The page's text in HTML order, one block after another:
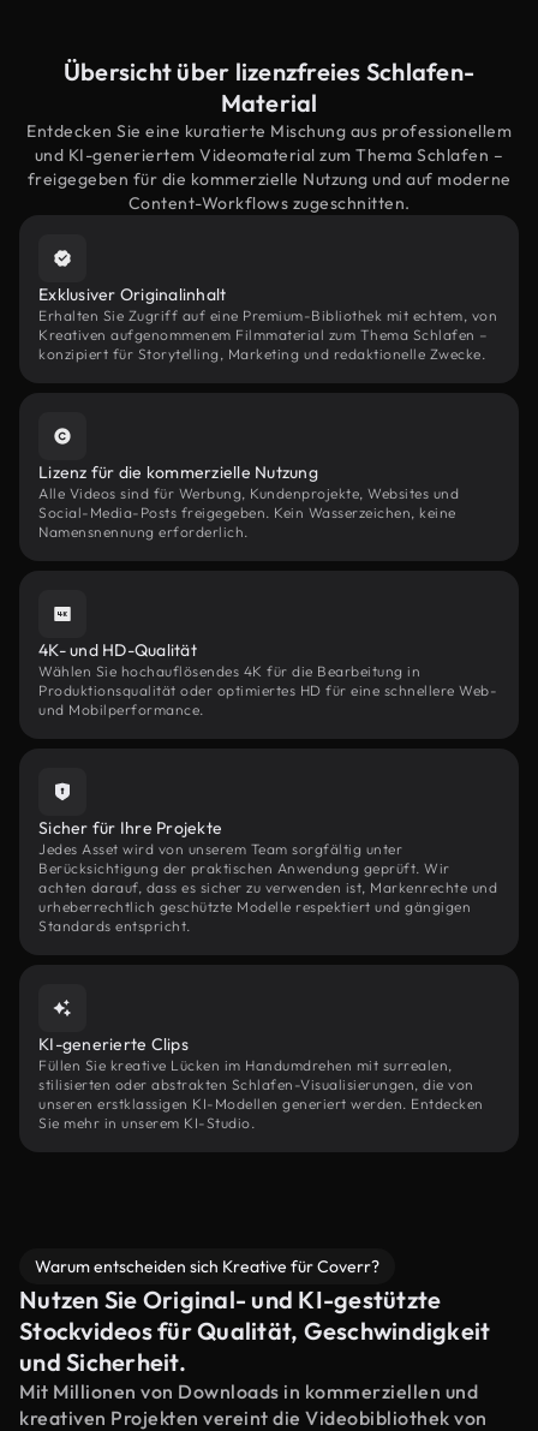
Übersicht über lizenzfreies Schlafen-
Material
Entdecken Sie eine kuratierte Mischung aus professionellem
und KI-generiertem Videomaterial zum Thema Schlafen –
freigegeben für die kommerzielle Nutzung und auf moderne
Content-Workflows zugeschnitten.
Exklusiver Originalinhalt
Erhalten Sie Zugriff auf eine Premium-Bibliothek mit echtem, von
Kreativen aufgenommenem Filmmaterial zum Thema Schlafen –
konzipiert für Storytelling, Marketing und redaktionelle Zwecke.
Lizenz für die kommerzielle Nutzung
Alle Videos sind für Werbung, Kundenprojekte, Websites und
Social-Media-Posts freigegeben. Kein Wasserzeichen, keine
Namensnennung erforderlich.
4K- und HD-Qualität
Wählen Sie hochauflösendes 4K für die Bearbeitung in
Produktionsqualität oder optimiertes HD für eine schnellere Web-
und Mobilperformance.
Sicher für Ihre Projekte
Jedes Asset wird von unserem Team sorgfältig unter
Berücksichtigung der praktischen Anwendung geprüft. Wir
achten darauf, dass es sicher zu verwenden ist, Markenrechte und
urheberrechtlich geschützte Modelle respektiert und gängigen
Standards entspricht.
KI-generierte Clips
Füllen Sie kreative Lücken im Handumdrehen mit surrealen,
stilisierten oder abstrakten Schlafen-Visualisierungen, die von
unseren erstklassigen KI-Modellen generiert werden. Entdecken
Sie mehr in unserem KI-Studio.
Warum entscheiden sich Kreative für Coverr?
Nutzen Sie Original- und KI-gestützte
Stockvideos für Qualität, Geschwindigkeit
und Sicherheit.
Mit Millionen von Downloads in kommerziellen und
kreativen Projekten vereint die Videobibliothek von